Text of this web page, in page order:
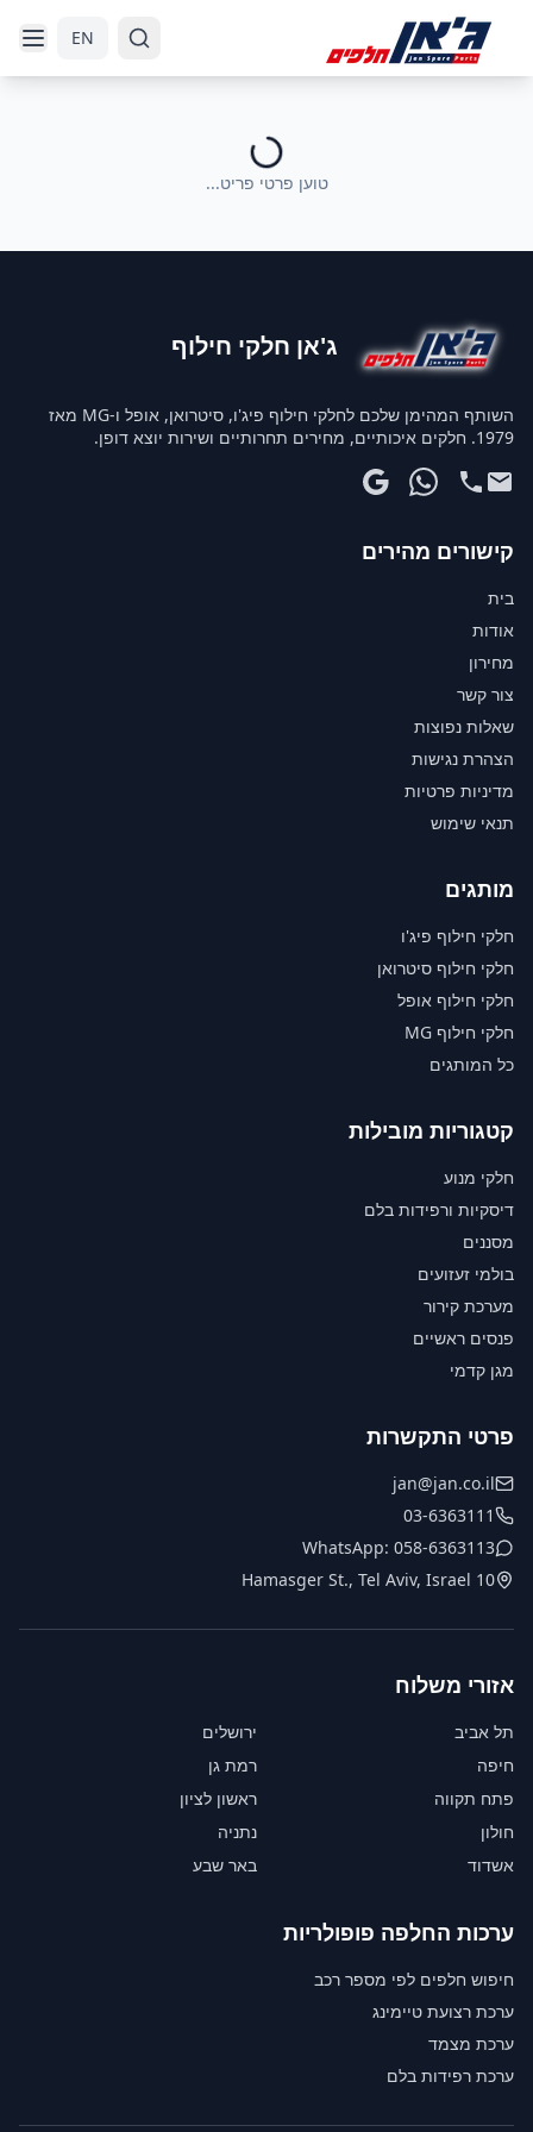
EN
טוען פרטי פריט...
ג'אן חלקי חילוף
השותף המהימן שלכם לחלקי חילוף פיג'ו, סיטרואן, אופל ו-MG מאז
1979. חלקים איכותיים, מחירים תחרותיים ושירות יוצא דופן.
קישורים מהירים
בית
אודות
מחירון
צור קשר
שאלות נפוצות
הצהרת נגישות
מדיניות פרטיות
תנאי שימוש
מותגים
חלקי חילוף פיג'ו
חלקי חילוף סיטרואן
חלקי חילוף אופל
חלקי חילוף MG
כל המותגים
קטגוריות מובילות
חלקי מנוע
דיסקיות ורפידות בלם
מסננים
בולמי זעזועים
מערכת קירור
פנסים ראשיים
מגן קדמי
פרטי התקשרות
jan@jan.co.il
03-6363111
WhatsApp: 058-6363113
10 Hamasger St., Tel Aviv, Israel
אזורי משלוח
תל אביב
ירושלים
חיפה
רמת גן
פתח תקווה
ראשון לציון
חולון
נתניה
אשדוד
באר שבע
ערכות החלפה פופולריות
חיפוש חלפים לפי מספר רכב
ערכת רצועת טיימינג
ערכת מצמד
ערכת רפידות בלם